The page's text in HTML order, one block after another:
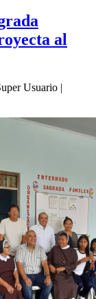
al
Usuario |